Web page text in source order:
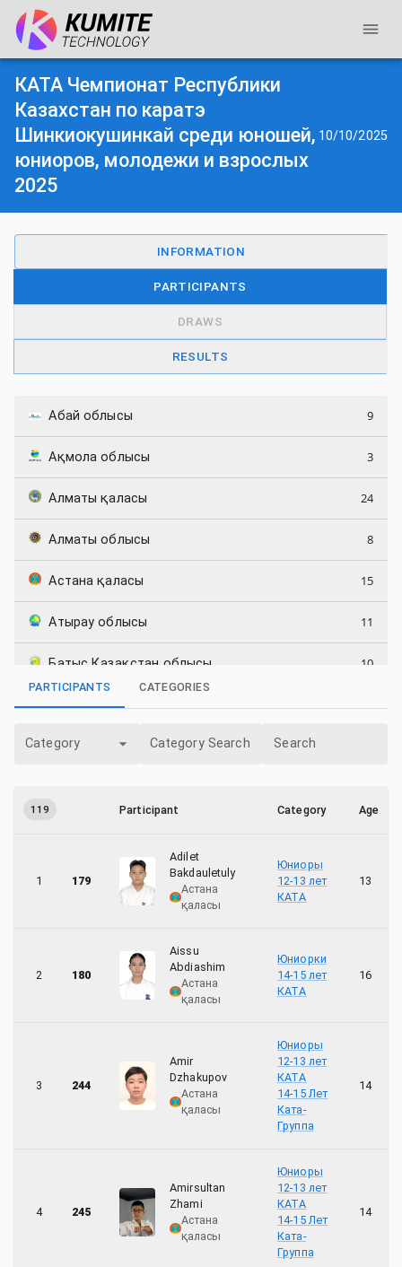
КАТА Чемпионат Республики
Казахстан по каратэ
Шинкиокушинкай среди юношей,
юниоров, молодежи и взрослых
2025
10/10/2025
INFORMATION
PARTICIPANTS
DRAWS
RESULTS
Абай облысы 9
Ақмола облысы 3
Алматы қаласы 24
Алматы облысы 8
Астана қаласы 15
Атырау облысы 11
Батыс Қазақстан облысы 10
Жетісу облысы 5
Қостанай облысы
Ұлытау облысы
Шығыс Қазақстан облысы
PARTICIPANTS CATEGORIES
Category Category Search Search
119 Participant Category Age
1 179
Adilet
Bakdauletuly
Астана
қаласы
Юниоры
12-13 лет
КАТА
13
2 180
Aissu
Abdiashim
Астана
қаласы
Юниорки
14-15 лет
КАТА
16
3 244
Amir
Dzhakupov
Астана
қаласы
Юниоры
12-13 лет
КАТА
14-15 Лет
Ката-
Группа
14
4 245
Amirsultan
Zhami
Астана
қаласы
Юниоры
12-13 лет
КАТА
14-15 Лет
Ката-
Группа
14